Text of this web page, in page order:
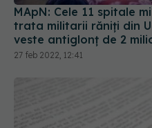
MApN: Cele 11 spitale
trata militarii răniți din
veste antiglonț de 2
27 feb 2022, 12:41